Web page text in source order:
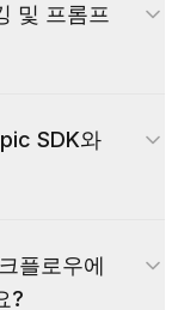
요율로 청
2배 긴 컨
및 프롬프
위한 딥 씽
더 낮은 캐
SDK와
M3
플로우에
?